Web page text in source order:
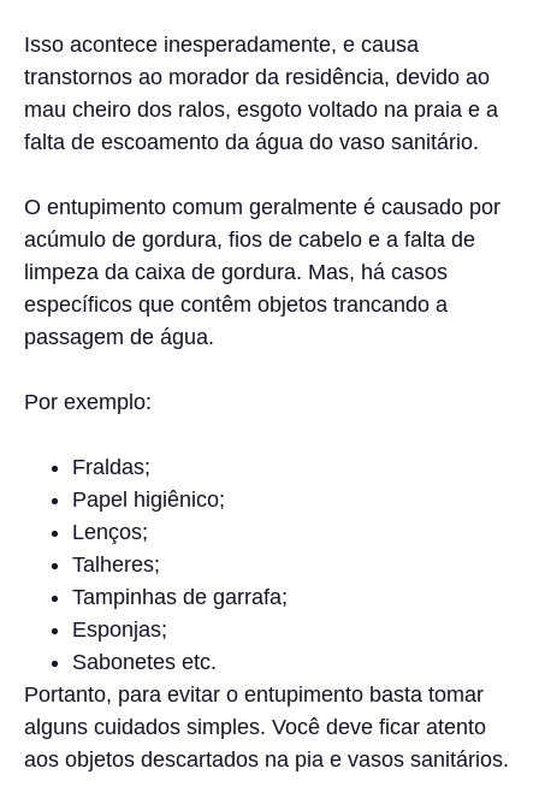
Isso acontece inesperadamente, e causa
transtornos ao morador da residência, devido ao
mau cheiro dos ralos, esgoto voltado na praia e a
falta de escoamento da água do vaso sanitário.
O entupimento comum geralmente é causado por
acúmulo de gordura, fios de cabelo e a falta de
limpeza da caixa de gordura. Mas, há casos
específicos que contêm objetos trancando a
passagem de água.
Por exemplo:
Fraldas;
Papel higiênico;
Lenços;
Talheres;
Tampinhas de garrafa;
Esponjas;
Sabonetes etc.
Portanto, para evitar o entupimento basta tomar
alguns cuidados simples. Você deve ficar atento
aos objetos descartados na pia e vasos sanitários.